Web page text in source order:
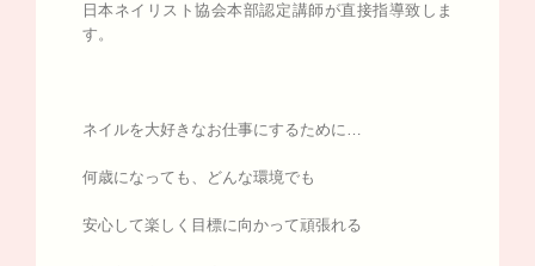
日本ネイリスト協会本部認定講師が直接指導致しま
す。
ネイルを大好きなお仕事にするために…
何歳になっても、どんな環境でも
安心して楽しく目標に向かって頑張れる